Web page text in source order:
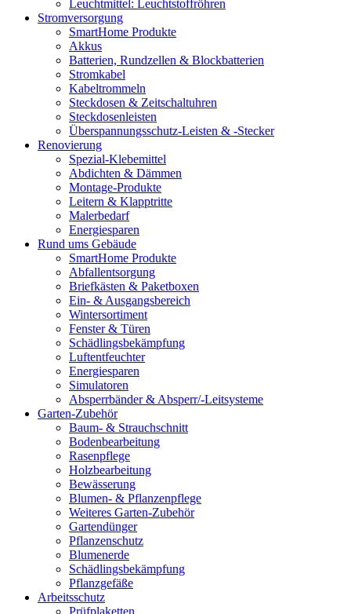
Leuchtmittel: Leuchtstoffröhren
Stromversorgung
SmartHome Produkte
Akkus
Batterien, Rundzellen & Blockbatterien
Stromkabel
Kabeltrommeln
Steckdosen & Zeitschaltuhren
Steckdosenleisten
Überspannungsschutz-Leisten & -Stecker
Renovierung
Spezial-Klebemittel
Abdichten & Dämmen
Montage-Produkte
Leitern & Klapptritte
Malerbedarf
Energiesparen
Rund ums Gebäude
SmartHome Produkte
Abfallentsorgung
Briefkästen & Paketboxen
Ein- & Ausgangsbereich
Wintersortiment
Fenster & Türen
Schädlingsbekämpfung
Luftentfeuchter
Energiesparen
Simulatoren
Absperrbänder & Absperr/-Leitsysteme
Garten-Zubehör
Baum- & Strauchschnitt
Bodenbearbeitung
Rasenpflege
Holzbearbeitung
Bewässerung
Blumen- & Pflanzenpflege
Weiteres Garten-Zubehör
Gartendünger
Pflanzenschutz
Blumenerde
Schädlingsbekämpfung
Pflanzgefäße
Arbeitsschutz
Prüfplaketten